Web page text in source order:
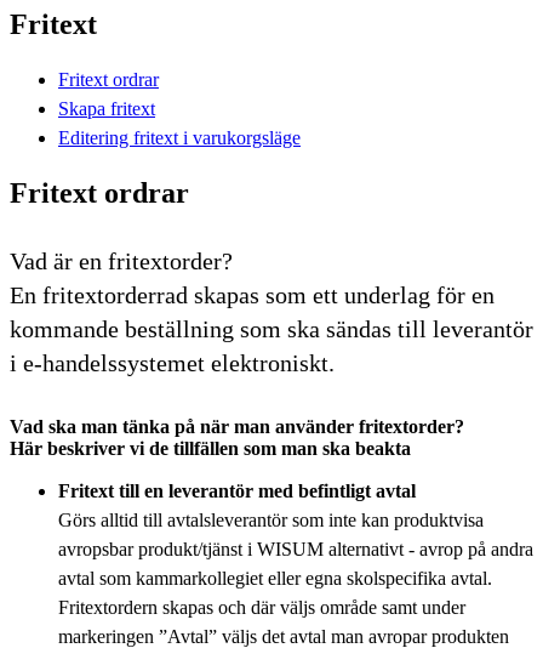
Fritext
Fritext ordrar
Skapa fritext
Editering fritext i varukorgsläge
Fritext ordrar
Vad är en fritextorder?
En fritextorderrad skapas som ett underlag för en
kommande beställning som ska sändas till leverantör
i e-handelssystemet elektroniskt.
Vad ska man tänka på när man använder fritextorder?
Här beskriver vi de tillfällen som man ska beakta
Fritext till en leverantör med befintligt avtal
Görs alltid till avtalsleverantör som inte kan produktvisa
avropsbar produkt/tjänst i WISUM alternativt - avrop på andra
avtal som kammarkollegiet eller egna skolspecifika avtal.
Fritextordern skapas och där väljs område samt under
markeringen ”Avtal” väljs det avtal man avropar produkten